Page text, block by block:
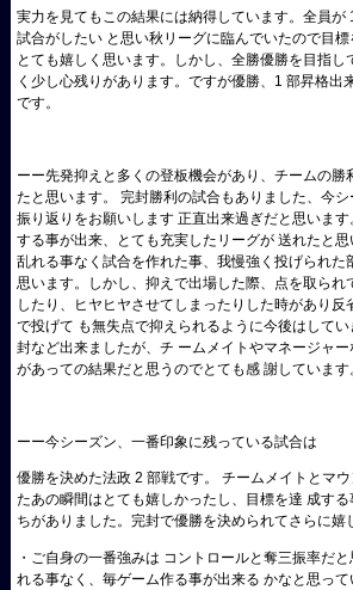
実力を見てもこの結果には納得しています。全員が
試合がしたい と思い秋リーグに臨んでいたので目標
とても嬉しく思います。しかし、全勝優勝を目指
く少し心残りがあります。ですが優勝、1 部昇格出
です。
ーー先発抑えと多くの登板機会があり、チームの勝
たと思います。 完封勝利の試合もありました、今
振り返りをお願いします 正直出来過ぎだと思いま
する事が出来、とても充実したリーグが 送れたと思
乱れる事なく試合を作れた事、我慢強く投げられた
思います。しかし、抑えで出場した際、点を取られ
したり、ヒヤヒヤさせてしまったりした時があり
で投げて も無失点で抑えられるように今後はして
封など出来ましたが、チ ームメイトやマネージャ
があっての結果だと思うのでとても感 謝しています
ーー今シーズン、一番印象に残っている試合は
優勝を決めた法政 2 部戦です。 チームメイトとマ
たあの瞬間はとても嬉しかったし、目標を達 成す
ちがありました。完封で優勝を決められてさらに嬉
・ご自身の一番強みは コントロールと奪三振率だ
れる事なく、毎ゲーム作る事が出来る かなと思っ